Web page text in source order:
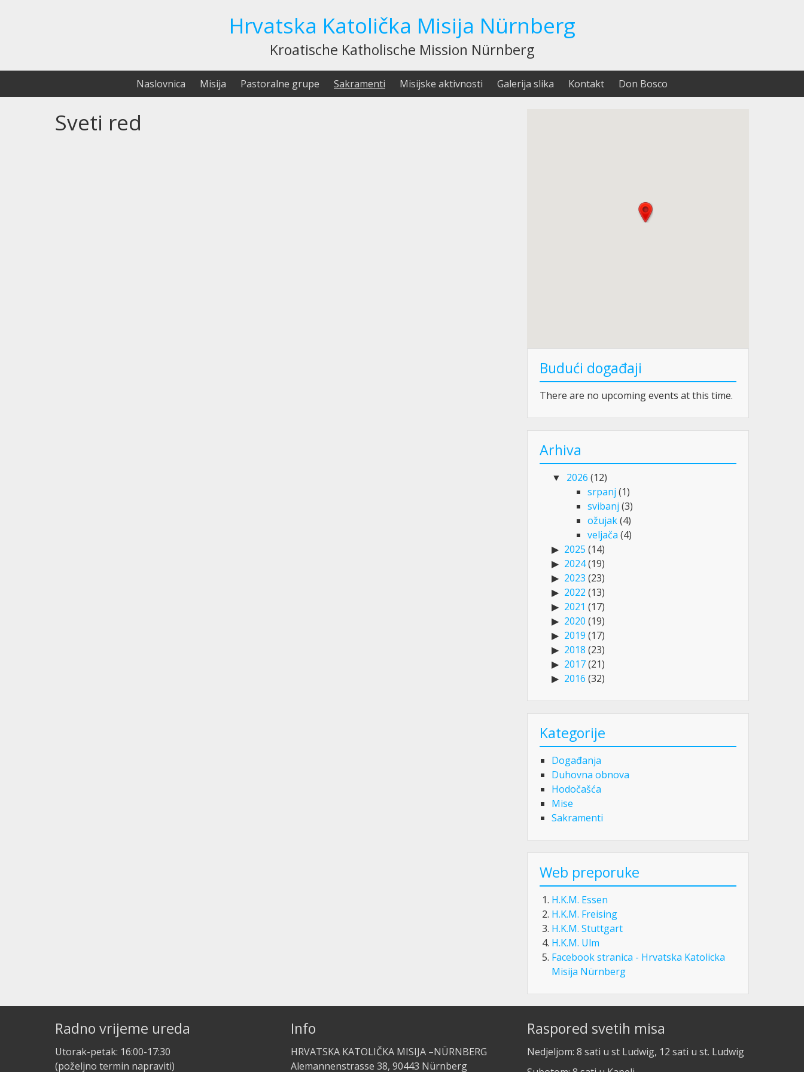
Hrvatska Katolička Misija Nürnberg
Kroatische Katholische Mission Nürnberg
Naslovnica Misija Pastoralne grupe Sakramenti Misijske aktivnosti Galerija slika Kontakt Don Bosco
Sveti red
Budući događaji
There are no upcoming events at this time.
Arhiva
2026 (12)
srpanj (1)
svibanj (3)
ožujak(4)
veljača (4)
2025 (14)
2024(19)
2023 (23)
2022 (13)
2021 (17)
2020 (19)
2019 (17)
2018 (23)
2017(21)
2016 (32)
Kategorije
Događanja
Duhovna obnova
Hodočašća
Mise
Sakramenti
Web preporuke
H.K.M. Essen
H.K.M. Freising
H.K.M. Stuttgart
H.K.M. Ulm
Facebook stranica - Hrvatska Katolicka
Misija Nürnberg
Radno vrijeme ureda
Utorak-petak: 16:00-17:30
(poželjno termin napraviti)
Info
HRVATSKA KATOLIČKA MISIJA –NÜRNBERG
Alemannenstrasse 38, 90443 Nürnberg
Raspored svetih misa
Nedjeljom: 8 sati u st Ludwig, 12 sati u st. Ludwig